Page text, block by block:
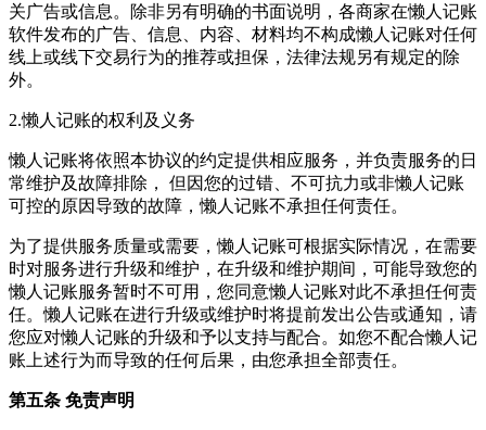
关广告或信息。除非另有明确的书面说明，各商家在懒人记账
软件发布的广告、信息、内容、材料均不构成懒人记账对任何
线上或线下交易行为的推荐或担保，法律法规另有规定的除
外。
2.懒人记账的权利及义务
懒人记账将依照本协议的约定提供相应服务，并负责服务的日
常维护及故障排除， 但因您的过错、不可抗力或非懒人记账
可控的原因导致的故障，懒人记账不承担任何责任。
为了提供服务质量或需要，懒人记账可根据实际情况，在需要
时对服务进行升级和维护，在升级和维护期间，可能导致您的
懒人记账服务暂时不可用，您同意懒人记账对此不承担任何责
任。懒人记账在进行升级或维护时将提前发出公告或通知，请
您应对懒人记账的升级和予以支持与配合。如您不配合懒人记
账上述行为而导致的任何后果，由您承担全部责任。
第五条 免责声明